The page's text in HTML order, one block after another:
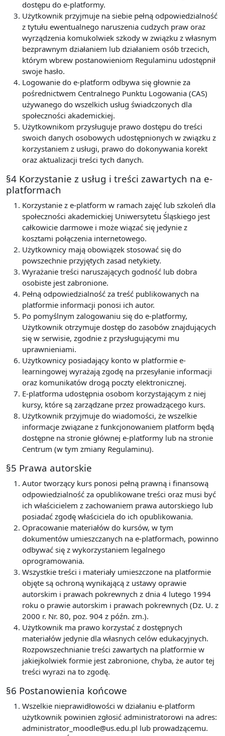
dostępu do e-platformy.
Użytkownik przyjmuje na siebie pełną odpowiedzialność
z tytułu ewentualnego naruszenia cudzych praw oraz
wyrządzenia komukolwiek szkody w związku z własnym
bezprawnym działaniem lub działaniem osób trzecich,
którym wbrew postanowieniom Regulaminu udostępnił
swoje hasło.
Logowanie do e-platform odbywa się głownie za
pośrednictwem Centralnego Punktu Logowania (CAS)
używanego do wszelkich usług świadczonych dla
społeczności akademickiej.
Użytkownikom przysługuje prawo dostępu do treści
swoich danych osobowych udostępnionych w związku z
korzystaniem z usługi, prawo do dokonywania korekt
oraz aktualizacji treści tych danych.
§4 Korzystanie z usług i treści zawartych na e-
platformach
Korzystanie z e-platform w ramach zajęć lub szkoleń dla
społeczności akademickiej Uniwersytetu Śląskiego jest
całkowicie darmowe i może wiązać się jedynie z
kosztami połączenia internetowego.
Użytkownicy mają obowiązek stosować się do
powszechnie przyjętych zasad netykiety.
Wyrażanie treści naruszających godność lub dobra
osobiste jest zabronione.
Pełną odpowiedzialność za treść publikowanych na
platformie informacji ponosi ich autor.
Po pomyślnym zalogowaniu się do e-platformy,
Użytkownik otrzymuje dostęp do zasobów znajdujących
się w serwisie, zgodnie z przysługującymi mu
uprawnieniami.
Użytkownicy posiadający konto w platformie e-
learningowej wyrażają zgodę na przesyłanie informacji
oraz komunikatów drogą poczty elektronicznej.
E-platforma udostępnia osobom korzystającym z niej
kursy, które są zarządzane przez prowadzącego kurs.
Użytkownik przyjmuje do wiadomości, że wszelkie
informacje związane z funkcjonowaniem platform będą
dostępne na stronie głównej e-platformy lub na stronie
Centrum (w tym zmiany Regulaminu).
§5 Prawa autorskie
Autor tworzący kurs ponosi pełną prawną i finansową
odpowiedzialność za opublikowane treści oraz musi być
ich właścicielem z zachowaniem prawa autorskiego lub
posiadać zgodę właściciela do ich opublikowania.
Opracowanie materiałów do kursów, w tym
dokumentów umieszczanych na e-platformach, powinno
odbywać się z wykorzystaniem legalnego
oprogramowania.
Wszystkie treści i materiały umieszczone na platformie
objęte są ochroną wynikającą z ustawy oprawie
autorskim i prawach pokrewnych z dnia 4 lutego 1994
roku o prawie autorskim i prawach pokrewnych (Dz. U. z
2000 r. Nr. 80, poz. 904 z późn. zm.).
Użytkownik ma prawo korzystać z dostępnych
materiałów jedynie dla własnych celów edukacyjnych.
Rozpowszechnianie treści zawartych na platformie w
jakiejkolwiek formie jest zabronione, chyba, że autor tej
treści wyrazi na to zgodę.
§6 Postanowienia końcowe
Wszelkie nieprawidłowości w działaniu e-platform
użytkownik powinien zgłosić administratorowi na adres:
administrator_moodle@us.edu.pl lub prowadzącemu.